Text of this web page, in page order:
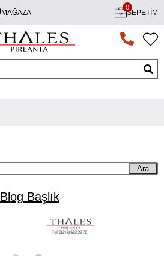
MAĞAZA SEPETIM
0
Ara
Blog Başlık